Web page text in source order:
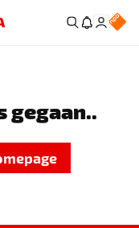
gegaan..